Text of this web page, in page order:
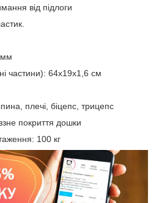
від підлоги
частини): 64х19х1,6 см
плечі, біцепс, трицепс
покриття дошки
100 кг